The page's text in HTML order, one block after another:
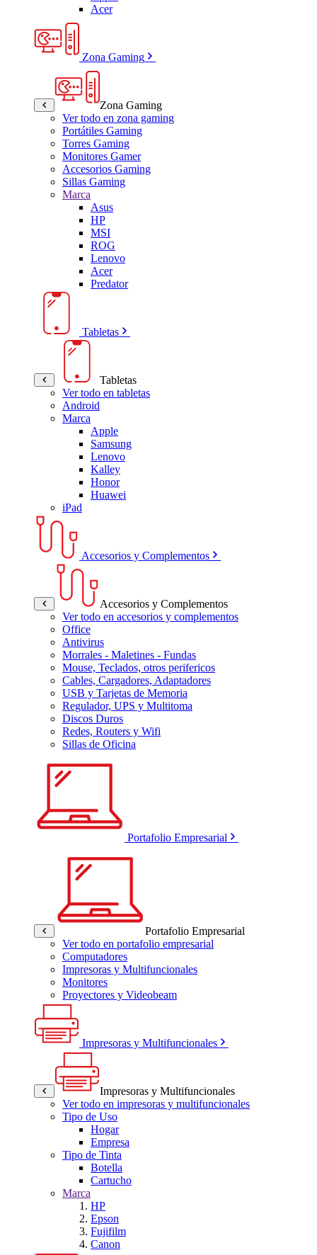
Acer
Zona Gaming
Zona Gaming
Ver todo en zona gaming
Portátiles Gaming
Torres Gaming
Monitores Gamer
Accesorios Gaming
Sillas Gaming
Marca
Asus
HP
MSI
ROG
Lenovo
Acer
Predator
Tabletas
Tabletas
Ver todo en tabletas
Android
Marca
Apple
Samsung
Lenovo
Kalley
Honor
Huawei
iPad
Accesorios y Complementos
Accesorios y Complementos
Ver todo en accesorios y complementos
Office
Antivirus
Morrales - Maletines - Fundas
Mouse, Teclados, otros perifericos
Cables, Cargadores, Adaptadores
USB y Tarjetas de Memoria
Regulador, UPS y Multitoma
Discos Duros
Redes, Routers y Wifi
Sillas de Oficina
Portafolio Empresarial
Portafolio Empresarial
Ver todo en portafolio empresarial
Computadores
Impresoras y Multifuncionales
Monitores
Proyectores y Videobeam
Impresoras y Multifuncionales
Impresoras y Multifuncionales
Ver todo en impresoras y multifuncionales
Tipo de Uso
Hogar
Empresa
Tipo de Tinta
Botella
Cartucho
Marca
HP
Epson
Fujifilm
Canon